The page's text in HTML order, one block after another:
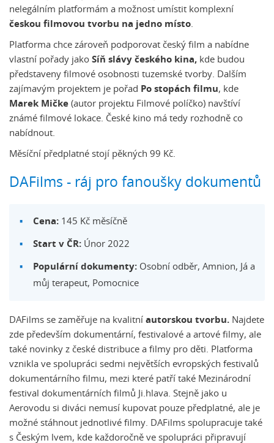
nelegálním platformám a možnost umístit komplexní
českou filmovou tvorbu na jedno místo
Platforma chce zároveň podporovat český film a nabídne
vlastní pořady jako Síň slávy českého kina, kde budou
představeny filmové osobnosti tuzemské tvorby. Dalším
zajímavým projektem je pořad Po stopách filmu, kde
Marek Mičke (autor projektu Filmové políčko) navštíví
známé filmové lokace. České kino má tedy rozhodně co
nabídnout.
Měsíční předplatné stojí pěkných 99 Kč.
DAFilms - ráj pro fanoušky dokumentů
Cena:145 Kč měsíčně
Start v ČR:Únor 2022
Populární dokumenty:Osobní odběr, Amnion, Já a
můj terapeut, Pomocnice
DAFilms se zaměřuje na kvalitní autorskou tvorbu. Najdete
zde především dokumentární, festivalové a artové filmy, ale
také novinky z české distribuce a filmy pro děti. Platforma
vznikla ve spolupráci sedmi největších evropských festivalů
dokumentárního filmu, mezi které patří také Mezinárodní
festival dokumentárních filmů Ji.hlava. Stejně jako u
Aerovodu si diváci nemusí kupovat pouze předplatné, ale je
možné stáhnout jednotlivé filmy. DAFilms spolupracuje také
s Českým lvem, kde každoročně ve spolupráci připravují